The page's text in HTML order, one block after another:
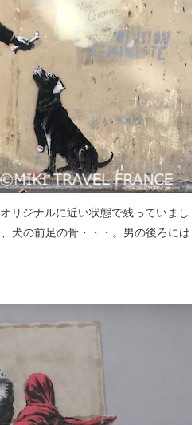
リジナルに近い状態で残っていまし
犬の前足の骨・・・。男の後ろには